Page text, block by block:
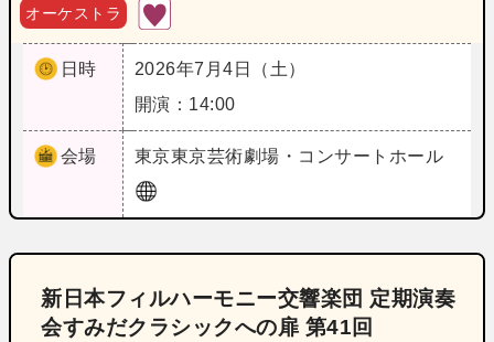
オーケストラ
日時
2026年7月4日（土）
開演：14:00
会場 東京東京芸術劇場・コンサートホール
新日本フィルハーモニー交響楽団 定期演奏
会すみだクラシックへの扉 第41回